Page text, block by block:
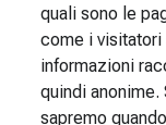
quali sono le
come i visitatori
informazioni
quindi
sapremo